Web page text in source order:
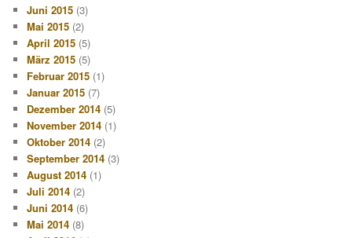
Juni 2015 (3)
Mai 2015 (2)
April 2015 (5)
März 2015 (5)
Februar 2015 (1)
Januar 2015 (7)
Dezember 2014 (5)
November 2014 (1)
Oktober 2014 (2)
September 2014 (3)
August 2014 (1)
Juli 2014 (2)
Juni 2014 (6)
Mai 2014 (8)